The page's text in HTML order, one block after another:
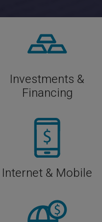
Investments &
Financing
Internet & Mobile